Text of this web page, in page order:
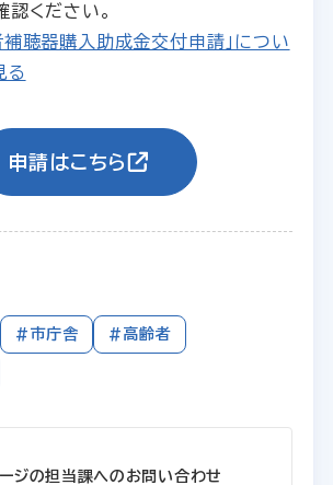
認ください。
補聴器購入助成金交付申請」につい
る
申請はこちら
#市庁舎 #高齢者
ジの担当課へのお問い合わせ